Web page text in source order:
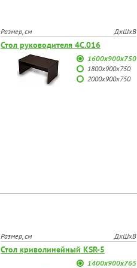
Размер, см ДхШхВ
Стол руководителя 4С.016
1600х900х750
1800х900х750
2000х900х750
Размер, см ДхШхВ
Стол криволинейный KSR-5
1400x900x765